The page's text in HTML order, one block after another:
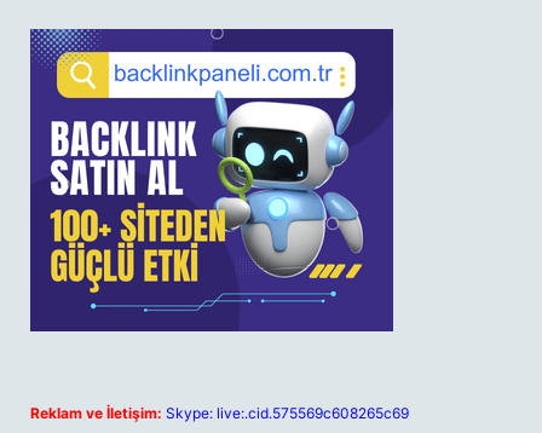
Reklam ve İletişim: Skype: live:.cid.575569c608265c69